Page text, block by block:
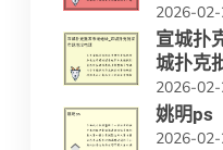
2026-
宣城扑
城扑克
2026-
姚明ps
2026-